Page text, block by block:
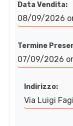
Data Vendita:
08/09/2026
Termine
07/09/2026
Indirizzo:
Via Luigi